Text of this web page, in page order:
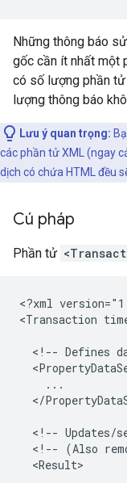
Những thông báo
gốc cần ít nhất một
có số lượng phần tử
lượng thông báo
Lưu ý quan trọng:
các phần tử XML (ngay
dịch có chứa HTML đều
Cú pháp
Phần tử
<?xml
<Transaction
<!-- Defines
</
<!-- Updates/
<!--
(Also